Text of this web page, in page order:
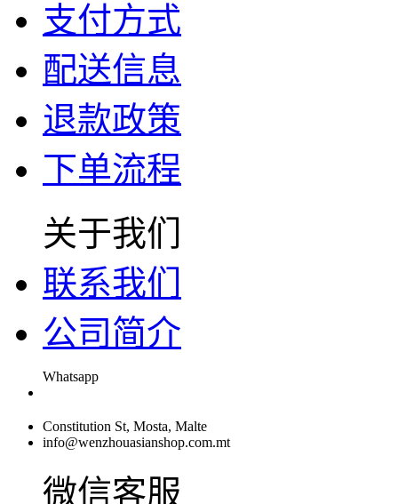
支付方式
配送信息
退款政策
下单流程
关于我们
联系我们
公司简介
Whatsapp
Constitution St, Mosta, Malte
info@wenzhouasianshop.com.mt
微信客服